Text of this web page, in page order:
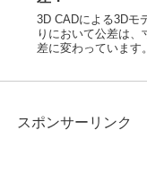
3D CADによる3Dモ
りにおいて公差は、
差に変わっています
スポンサーリンク